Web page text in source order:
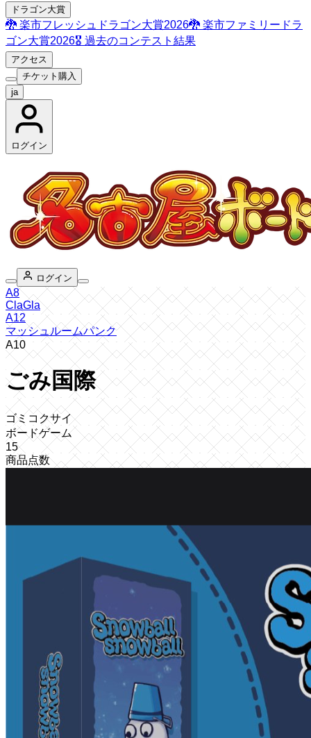
ドラゴン大賞
🐉 楽市フレッシュドラゴン大賞2026🐉 楽市ファミリードラ
ゴン大賞2026🎖️ 過去のコンテスト結果
アクセス
チケット購入
ja
ログイン
ログイン
A8
ClaGla
A12
マッシュルームパンク
A10
ごみ国際
ゴミコクサイ
ボードゲーム
15
商品点数